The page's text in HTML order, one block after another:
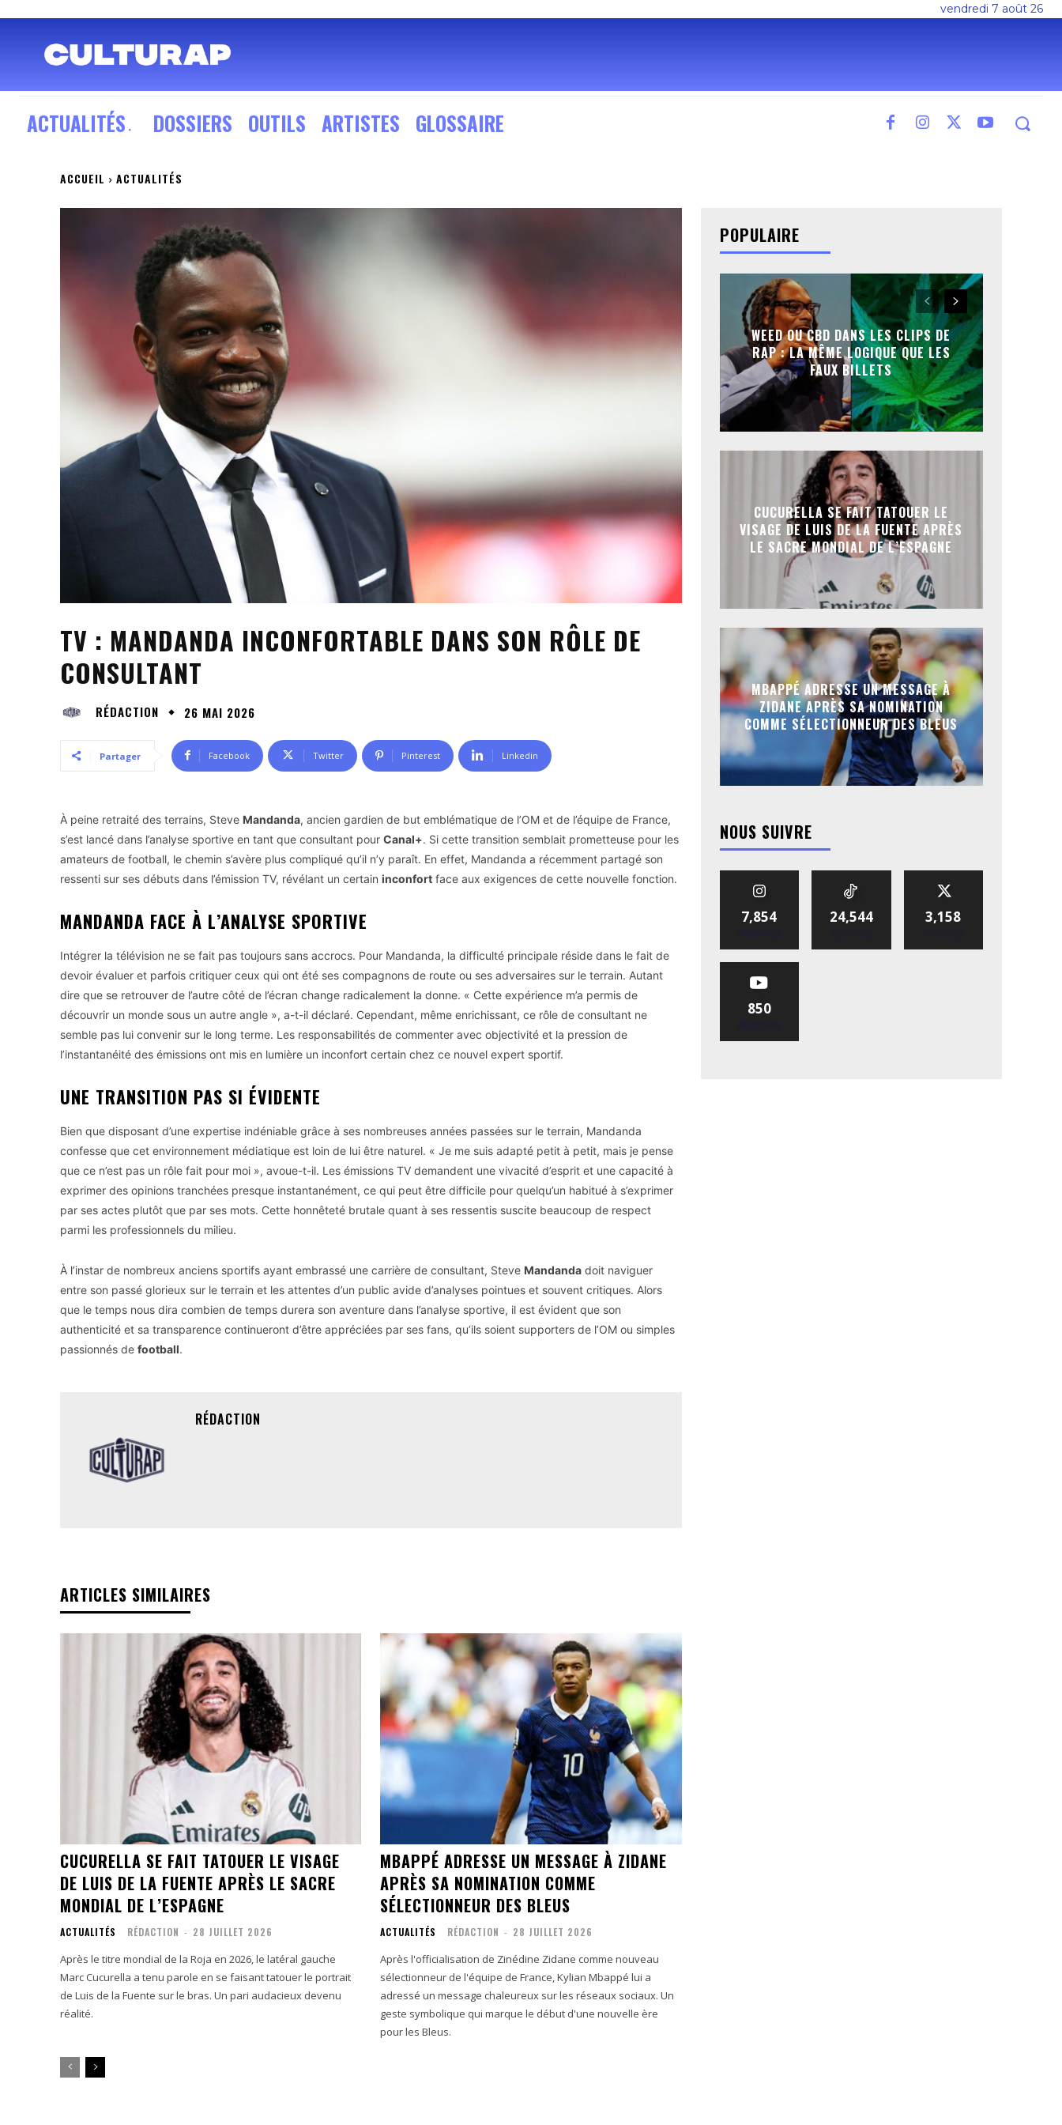
vendredi 7 août 26
ACTUALITÉS DOSSIERS OUTILS ARTISTES GLOSSAIRE
ACCUEIL ACTUALITÉS
TV : MANDANDA INCONFORTABLE DANS SON RÔLE DE
CONSULTANT
RÉDACTION 26 MAI 2026
Partager Facebook Twitter Pinterest Linkedin
À peine retraité des terrains, Steve Mandanda, ancien gardien de but emblématique de l’OM et de l’équipe de France,
s’est lancé dans l’analyse sportive en tant que consultant pour Canal+. Si cette transition semblait prometteuse pour les
amateurs de football, le chemin s’avère plus compliqué qu’il n’y paraît. En effet, Mandanda a récemment partagé son
ressenti sur ses débuts dans l’émission TV, révélant un certain inconfort face aux exigences de cette nouvelle fonction.
MANDANDA FACE À L’ANALYSE SPORTIVE
Intégrer la télévision ne se fait pas toujours sans accrocs. Pour Mandanda, la difficulté principale réside dans le fait de
devoir évaluer et parfois critiquer ceux qui ont été ses compagnons de route ou ses adversaires sur le terrain. Autant
dire que se retrouver de l’autre côté de l’écran change radicalement la donne. « Cette expérience m’a permis de
découvrir un monde sous un autre angle », a-t-il déclaré. Cependant, même enrichissant, ce rôle de consultant ne
semble pas lui convenir sur le long terme. Les responsabilités de commenter avec objectivité et la pression de
l’instantanéité des émissions ont mis en lumière un inconfort certain chez ce nouvel expert sportif.
UNE TRANSITION PAS SI ÉVIDENTE
Bien que disposant d’une expertise indéniable grâce à ses nombreuses années passées sur le terrain, Mandanda
confesse que cet environnement médiatique est loin de lui être naturel. « Je me suis adapté petit à petit, mais je pense
que ce n’est pas un rôle fait pour moi », avoue-t-il. Les émissions TV demandent une vivacité d’esprit et une capacité à
exprimer des opinions tranchées presque instantanément, ce qui peut être difficile pour quelqu’un habitué à s’exprimer
par ses actes plutôt que par ses mots. Cette honnêteté brutale quant à ses ressentis suscite beaucoup de respect
parmi les professionnels du milieu.
À l’instar de nombreux anciens sportifs ayant embrassé une carrière de consultant, Steve Mandanda doit naviguer
entre son passé glorieux sur le terrain et les attentes d’un public avide d’analyses pointues et souvent critiques. Alors
que le temps nous dira combien de temps durera son aventure dans l’analyse sportive, il est évident que son
authenticité et sa transparence continueront d’être appréciées par ses fans, qu’ils soient supporters de l’OM ou simples
passionnés de football.
RÉDACTION
ARTICLES SIMILAIRES
CUCURELLA SE FAIT TATOUER LE VISAGE
DE LUIS DE LA FUENTE APRÈS LE SACRE
MONDIAL DE L’ESPAGNE
ACTUALITÉS RÉDACTION - 28 JUILLET 2026
Après le titre mondial de la Roja en 2026, le latéral gauche
Marc Cucurella a tenu parole en se faisant tatouer le portrait
de Luis de la Fuente sur le bras. Un pari audacieux devenu
réalité.
MBAPPÉ ADRESSE UN MESSAGE À ZIDANE
APRÈS SA NOMINATION COMME
SÉLECTIONNEUR DES BLEUS
ACTUALITÉS RÉDACTION - 28 JUILLET 2026
Après l'officialisation de Zinédine Zidane comme nouveau
sélectionneur de l'équipe de France, Kylian Mbappé lui a
adressé un message chaleureux sur les réseaux sociaux. Un
geste symbolique qui marque le début d'une nouvelle ère
pour les Bleus.
POPULAIRE
WEED OU CBD DANS LES CLIPS DE
RAP : LA MÊME LOGIQUE QUE LES
FAUX BILLETS
CUCURELLA SE FAIT TATOUER LE
VISAGE DE LUIS DE LA FUENTE APRÈS
LE SACRE MONDIAL DE L’ESPAGNE
MBAPPÉ ADRESSE UN MESSAGE À
ZIDANE APRÈS SA NOMINATION
COMME SÉLECTIONNEUR DES BLEUS
NOUS SUIVRE
7,854
Abonnés
24,544
Abonnés
3,158
Abonnés
850
Abonnés